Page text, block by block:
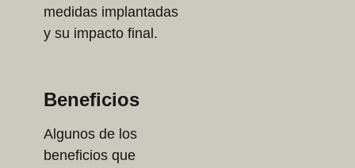
medidas implantadas
y su impacto final.
Beneficios
Algunos de los
beneficios que